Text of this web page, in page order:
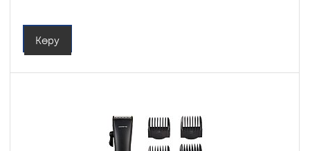
Батареяны зарядтау уақыты: 1,15
Көру